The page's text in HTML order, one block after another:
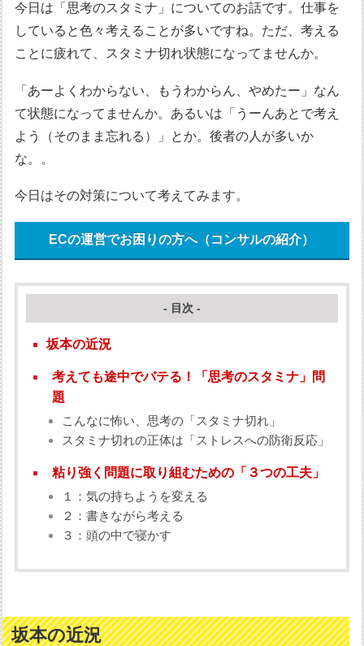
今日は「思考のスタミナ」についてのお話です。仕事を
していると色々考えることが多いですね。ただ、考える
ことに疲れて、スタミナ切れ状態になってませんか。
「あーよくわからない、もうわからん、やめたー」なん
て状態になってませんか。あるいは「うーんあとで考え
よう（そのまま忘れる）」とか。後者の人が多いか
な。。
今日はその対策について考えてみます。
ECの運営でお困りの方へ（コンサルの紹介）
- 目次 -
坂本の近況
考えても途中でバテる！「思考のスタミナ」問
題
こんなに怖い、思考の「スタミナ切れ」
スタミナ切れの正体は「ストレスへの防衛反応」
粘り強く問題に取り組むための「３つの工夫」
１：気の持ちようを変える
２：書きながら考える
３：頭の中で寝かす
坂本の近況